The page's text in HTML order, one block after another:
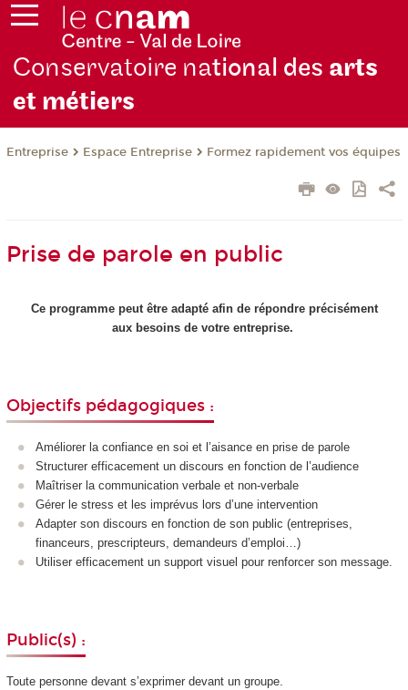
Conservatoire national des arts
et métiers
Entreprise Espace Entreprise Formez rapidement vos équipes
Prise de parole en public
Ce programme peut être adapté afin de répondre précisément
aux besoins de votre entreprise.
Objectifs pédagogiques :
Améliorer la confiance en soi et l’aisance en prise de parole
Structurer efficacement un discours en fonction de l’audience
Maîtriser la communication verbale et non-verbale
Gérer le stress et les imprévus lors d’une intervention
Adapter son discours en fonction de son public (entreprises,
financeurs, prescripteurs, demandeurs d’emploi…)
Utiliser efficacement un support visuel pour renforcer son message.
Public(s) :
Toute personne devant s’exprimer devant un groupe.